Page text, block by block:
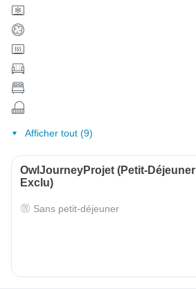
Afficher tout (9)
OwlJourneyProjet (petit-Déjeuner
Exclu)
Sans petit-déjeuner